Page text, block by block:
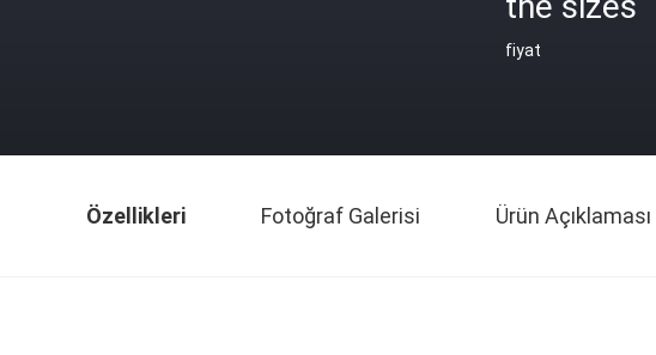
fiyat
Özellikleri Fotoğraf Galerisi Ürün Açıklaması